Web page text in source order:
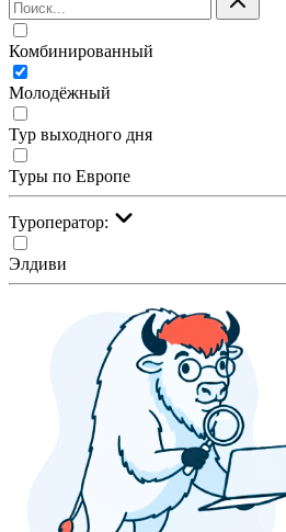
Комбинированный
Молодёжный
Тур выходного дня
Туры по Европе
Туроператор:
Элдиви